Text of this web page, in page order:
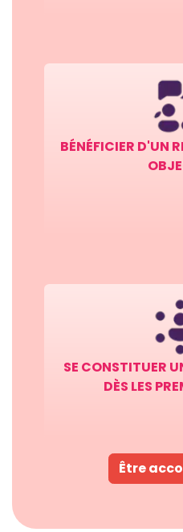
BÉNÉFICIER D'UN
SE CONSTITUER
DÈS LES
Être